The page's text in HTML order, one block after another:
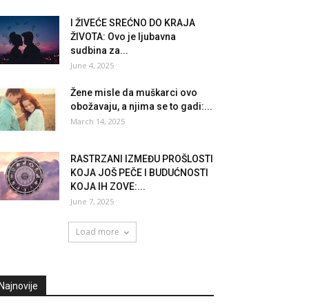
I ŽIVEĆE SREĆNO DO KRAJA
ŽIVOTA: Ovo je ljubavna
sudbina za...
June 4, 2025
Žene misle da muškarci ovo
obožavaju, a njima se to gadi:...
March 14, 2025
RASTRZANI IZMEĐU PROŠLOSTI
KOJA JOŠ PEČE I BUDUĆNOSTI
KOJA IH ZOVE:...
June 7, 2025
Load more